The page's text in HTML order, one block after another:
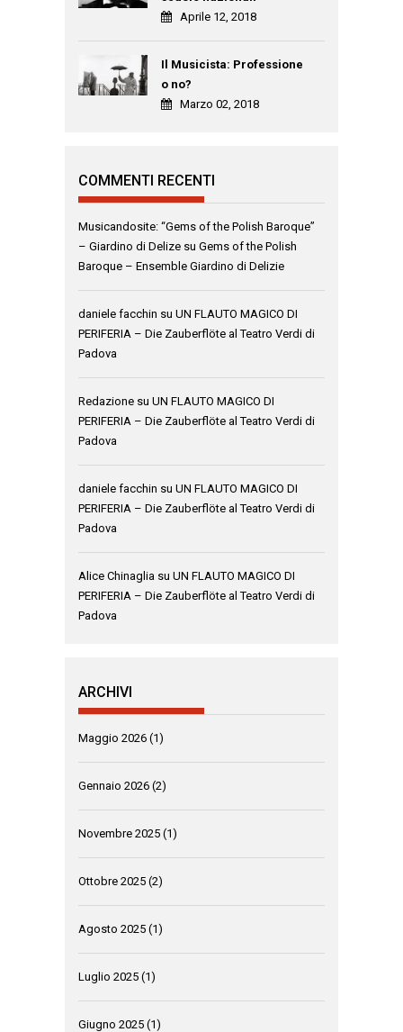
Aprile 12, 2018
Il Musicista: Professione
o no?
Marzo 02, 2018
COMMENTI RECENTI
Musicandosite: “Gems of the Polish Baroque”
– Giardino di Delize su Gems of the Polish
Baroque – Ensemble Giardino di Delizie
daniele facchin su UN FLAUTO MAGICO DI
PERIFERIA – Die Zauberflöte al Teatro Verdi di
Padova
Redazione su UN FLAUTO MAGICO DI
PERIFERIA – Die Zauberflöte al Teatro Verdi di
Padova
daniele facchin su UN FLAUTO MAGICO DI
PERIFERIA – Die Zauberflöte al Teatro Verdi di
Padova
Alice Chinaglia su UN FLAUTO MAGICO DI
PERIFERIA – Die Zauberflöte al Teatro Verdi di
Padova
ARCHIVI
Maggio 2026 (1)
Gennaio 2026 (2)
Novembre 2025 (1)
Ottobre 2025 (2)
Agosto 2025 (1)
Luglio 2025 (1)
Giugno 2025 (1)